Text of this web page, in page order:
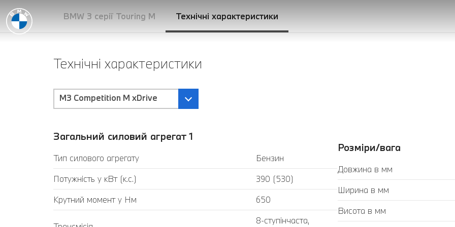
BMW 3 серії Touring M Технічні характеристики
Технічні характеристики
M3 Competition M xDrive
Загальний силовий агрегат 1
Тип силового агрегату
Бензин
Потужність у кВт (к.с.)
390 (530)
Крутний момент у Нм
650
8-ступінчаста,
Розміри/вага
Довжина в мм
Ширина в мм
Висота в мм